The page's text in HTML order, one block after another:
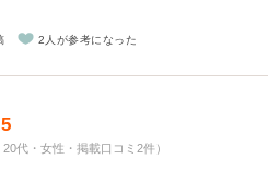
2人が参考になった
代・女性・掲載口コミ2件）